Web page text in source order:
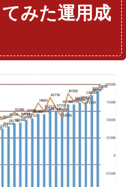
みた運用成